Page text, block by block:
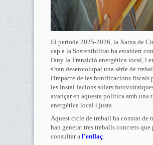
El període 2025-2026, la Xarxa de
cap a la Sostenibilitat ha establert
l'any la Transició energètica local, i
s'han desenvolupat una sèrie de
l'impacte de les bonificacions fiscals
les instal·lacions solars
avançar en aquesta política amb una
energètica local i justa.
Aquest cicle de treball ha constat de
han generat tres treballs concrets que
consultar a l'enllaç.